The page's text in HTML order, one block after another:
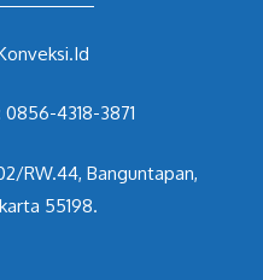
4318-3871
RW.44, Banguntapan,
55198.